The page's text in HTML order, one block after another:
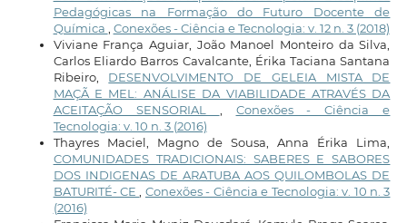
Pedagógicas na Formação do Futuro Docente de
Química
Conexões - Ciência e Tecnologia: v. 12 n. 3 (2018)
Viviane França Aguiar, João Manoel Monteiro da Silva,
Carlos Eliardo Barros Cavalcante, Érika Taciana Santana
Ribeiro, DESENVOLVIMENTO DE GELEIA MISTA DE
MAÇÃ E MEL: ANÁLISE DA VIABILIDADE ATRAVÉS DA
ACEITAÇÃO SENSORIAL
Conexões - Ciência e
Tecnologia: v. 10 n. 3 (2016)
Thayres Maciel, Magno de Sousa, Anna Érika Lima,
COMUNIDADES TRADICIONAIS: SABERES E SABORES
DOS INDIGENAS DE ARATUBA AOS QUILOMBOLAS DE
BATURITÉ- CE
Conexões - Ciência e Tecnologia: v. 10 n. 3
(2016)